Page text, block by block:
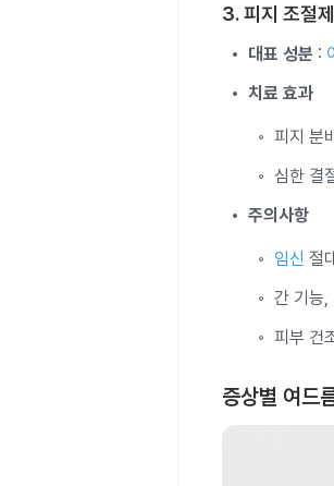
3. 피지 조절제
대표 성분 :
치료 효과
피지 분
심한 결
주의사항
임신 절
간 기능,
피부 건
증상별 여드